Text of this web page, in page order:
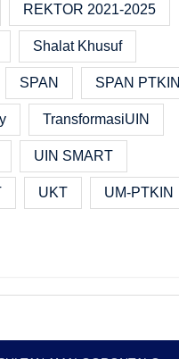
REKTOR 2021-2025
Shalat Khusuf
SPAN SPAN PTKIN
TransformasiUIN
UIN SMART
UKT UM-PTKIN